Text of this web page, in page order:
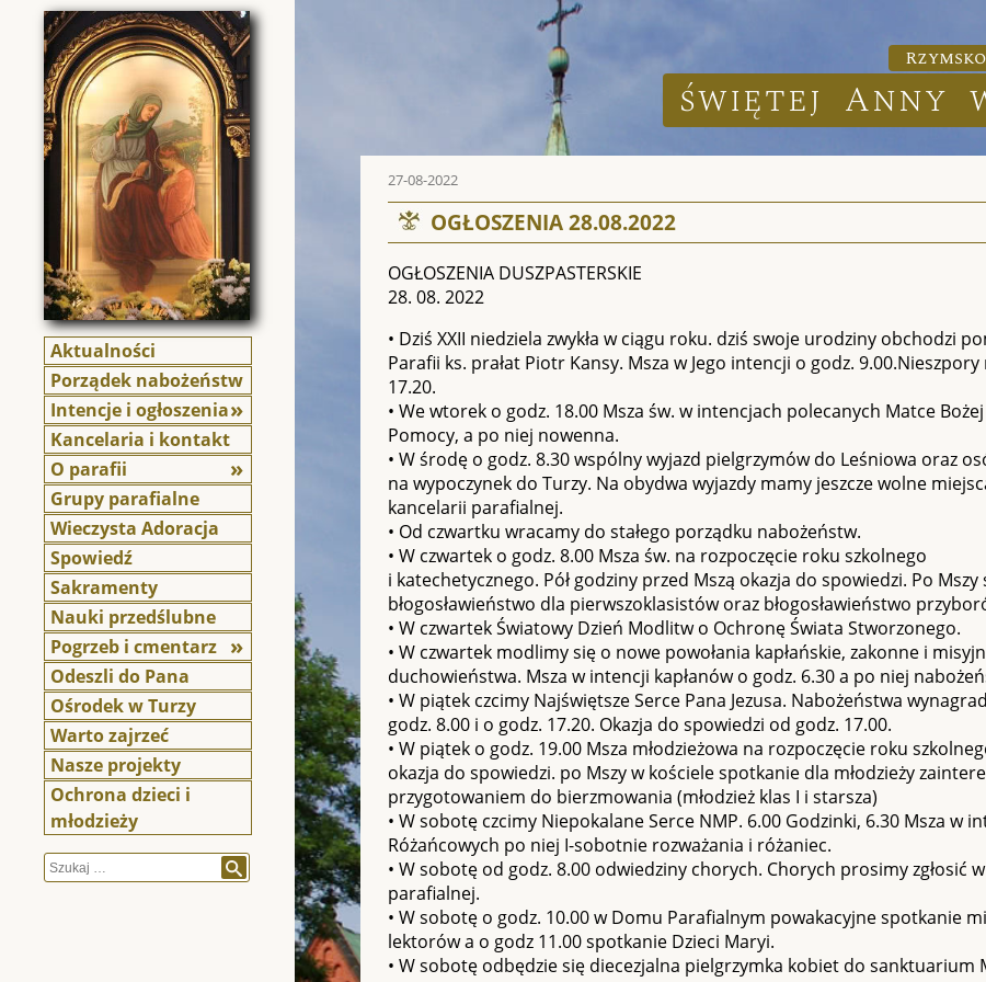
Aktualności
Porządek nabożeństw
Intencje i ogłoszenia
Kancelaria i kontakt
O parafii
Grupy parafialne
Wieczysta Adoracja
Spowiedź
Sakramenty
Nauki przedślubne
Pogrzeb i cmentarz
Odeszli do Pana
Ośrodek w Turzy
Warto zajrzeć
Nasze projekty
Ochrona dzieci i
młodzieży
Szukaj
świętej Anny
27-08-2022
OGŁOSZENIA 28.08.2022
OGŁOSZENIA DUSZPASTERSKIE
28. 08. 2022
• Dziś XXII niedziela zwykła w ciągu roku. dziś swoje urodziny obchodzi
Parafii ks. prałat Piotr Kansy. Msza w Jego intencji o godz.
17.20.
• We wtorek o godz. 18.00 Msza św. w intencjach polecanych Matce
Pomocy, a po niej nowenna.
• W środę o godz. 8.30 wspólny wyjazd pielgrzymów do Leśniowa oraz
na wypoczynek do Turzy. Na obydwa wyjazdy mamy jeszcze wolne
kancelarii parafialnej.
• Od czwartku wracamy do stałego porządku nabożeństw.
• W czwartek o godz. 8.00 Msza św. na rozpoczęcie roku szkolnego
i katechetycznego. Pół godziny przed Mszą okazja do spowiedzi. Po Mszy
błogosławieństwo dla pierwszoklasistów oraz błogosławieństwo
• W czwartek Światowy Dzień Modlitw o Ochronę Świata Stworzonego.
• W czwartek modlimy się o nowe powołania kapłańskie, zakonne i
duchowieństwa. Msza w intencji kapłanów o godz. 6.30 a po niej
• W piątek czcimy Najświętsze Serce Pana Jezusa. Nabożeństwa
godz. 8.00 i o godz. 17.20. Okazja do spowiedzi od godz. 17.00.
• W piątek o godz. 19.00 Msza młodzieżowa na rozpoczęcie roku
okazja do spowiedzi. po Mszy w kościele spotkanie dla młodzieży
przygotowaniem do bierzmowania (młodzież klas I i starsza)
• W sobotę czcimy Niepokalane Serce NMP. 6.00 Godzinki, 6.30 Msza w
Różańcowych po niej I-sobotnie rozważania i różaniec.
• W sobotę od godz. 8.00 odwiedziny chorych. Chorych prosimy zgłosić
parafialnej.
• W sobotę o godz. 10.00 w Domu Parafialnym powakacyjne spotkanie
lektorów a o godz 11.00 spotkanie Dzieci Maryi.
• W sobotę odbędzie się diecezjalna pielgrzymka kobiet do sanktuarium